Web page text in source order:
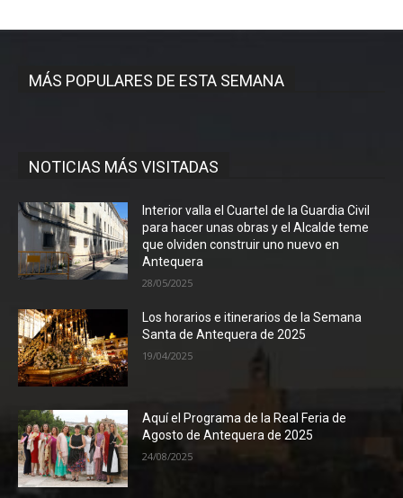
MÁS POPULARES DE ESTA SEMANA
NOTICIAS MÁS VISITADAS
Interior valla el Cuartel de la Guardia Civil
para hacer unas obras y el Alcalde teme
que olviden construir uno nuevo en
Antequera
28/05/2025
Los horarios e itinerarios de la Semana
Santa de Antequera de 2025
19/04/2025
Aquí el Programa de la Real Feria de
Agosto de Antequera de 2025
24/08/2025